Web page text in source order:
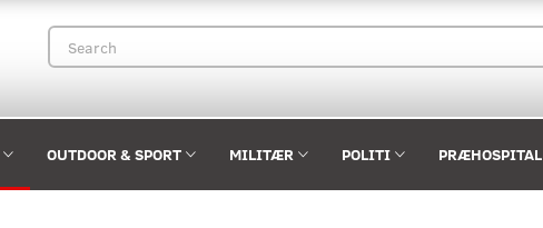
OUTDOOR & SPORT MILITÆR POLITI PRÆHOSPITAL